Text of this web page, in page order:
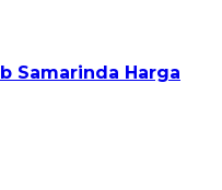
Samarinda Harga